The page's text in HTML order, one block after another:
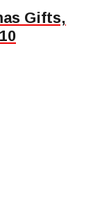
Gifts,